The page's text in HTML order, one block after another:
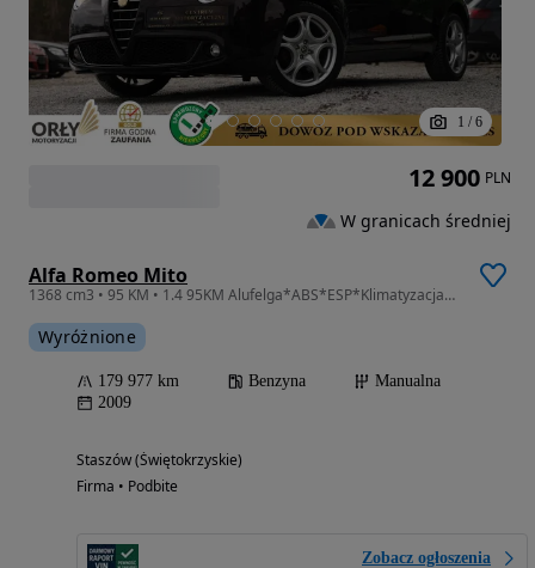
1 / 6
Alfa Romeo Mito
1368 cm3 • 95 KM • 1.4 95KM Alufelga*ABS*ESP*Klimatyzacja*Ładne Opony*
Wyróżnione
179 977 km Benzyna
Manualna
2009
Staszów (Świętokrzyskie)
Firma • Podbite
Zobacz ogłoszenia
12 900 PLN
W granicach średniej